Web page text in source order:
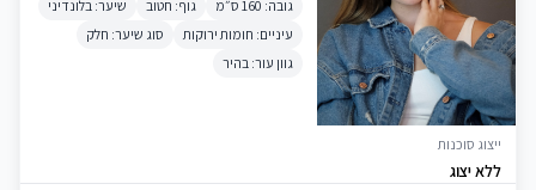
ייצוג סוכנות
ללא יצוג
גובה: 160 ס״מ גוף: חטוב
שיער: בלונדיני
עיניים: חומות ירוקות
סוג שיער: חלק
גוון עור: בהיר